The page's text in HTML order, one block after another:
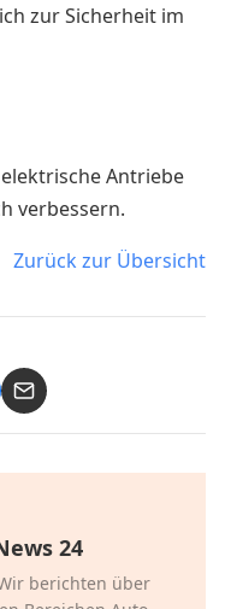
zur Sicherheit im
Antriebe
verbessern.
Zurück zur Übersicht
24
berichten über